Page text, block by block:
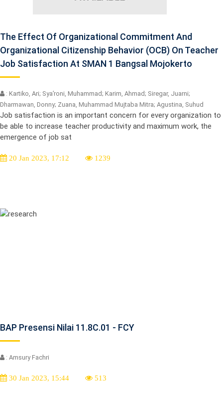
The Effect Of Organizational Commitment And
Organizational Citizenship Behavior (OCB) On Teacher
Job Satisfaction At SMAN 1 Bangsal Mojokerto
: Kartiko, Ari; Sya’roni, Muhammad; Karim, Ahmad; Siregar, Juarni;
Dharmawan, Donny; Zuana, Muhammad Mujtaba Mitra; Agustina, Suhud
Job satisfaction is an important concern for every organization to
be able to increase teacher productivity and maximum work, the
emergence of job sat
20 Jan 2023, 17:12 1239
BAP Presensi Nilai 11.8C.01 - FCY
: Amsury Fachri
30 Jan 2023, 15:44 513